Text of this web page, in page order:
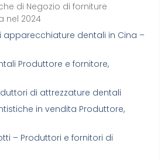
di Negozio di forniture
nel 2024
apparecchiature dentali in Cina –
Produttore e fornitore,
di attrezzature dentali
in vendita Produttore,
– Produttori e fornitori di